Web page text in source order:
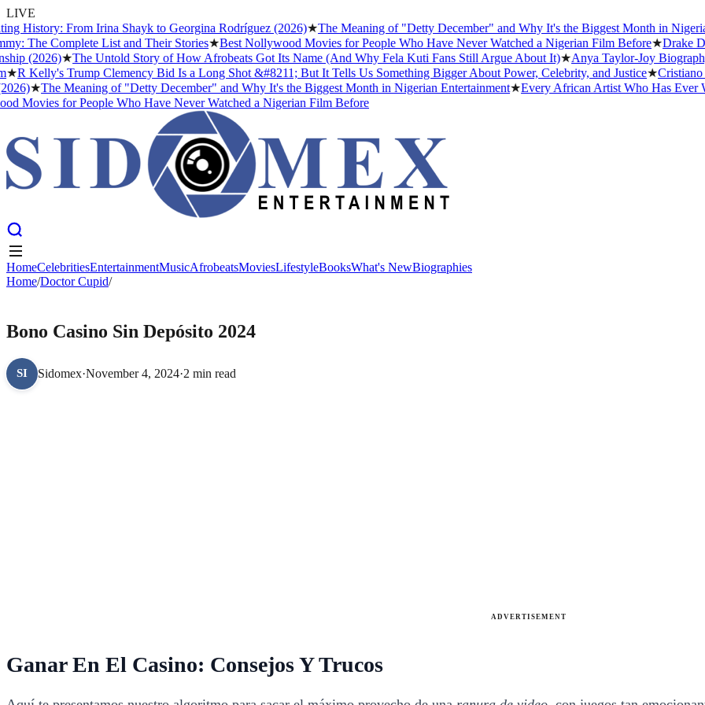
LIVE
History: From Irina Shayk to Georgina Rodríguez (2026)★The Meaning of "Detty December" and Why It's the Biggest Month in Nigerian
The Complete List and Their Stories★Best Nollywood Movies for People Who Have Never Watched a Nigerian Film Before★Drake
(2026)★The Untold Story of How Afrobeats Got Its Name (And Why Fela Kuti Fans Still Argue About It)★Anya Taylor-Joy Biography:
R Kelly's Trump Clemency Bid Is a Long Shot &#8211; But It Tells Us Something Bigger About Power, Celebrity, and Justice★Cristiano
★The Meaning of "Detty December" and Why It's the Biggest Month in Nigerian Entertainment★Every African Artist Who Has Ever
for People Who Have Never Watched a Nigerian Film Before
HomeCelebritiesEntertainment
HomeCelebritiesEntertainmentMusicAfrobeatsMoviesLifestyleBooksWhat's NewBiographies
Home/Doctor Cupid/
Bono Casino Sin Depósito 2024
SI Sidomex·November 4, 2024·2 min read
ADVERTISEMENT
Ganar En El Casino: Consejos Y Trucos